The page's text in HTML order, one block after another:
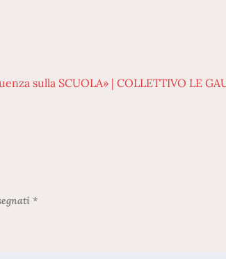
sulla SCUOLA» | COLLETTIVO LE
*